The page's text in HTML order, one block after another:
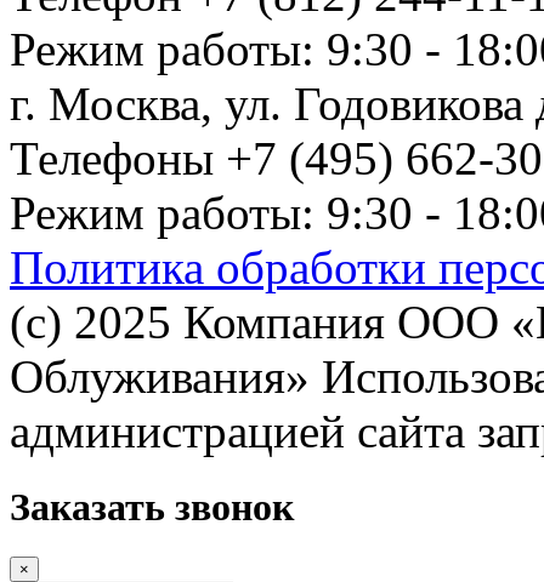
Режим работы: 9:30 -
г. Москва, ул.
Телефоны +7 (495) 662-
Режим работы: 9:30 -
Политика обработки
(с) 2025 Компания ООО
Облуживания»
администрацией сайта
Заказать звонок
×